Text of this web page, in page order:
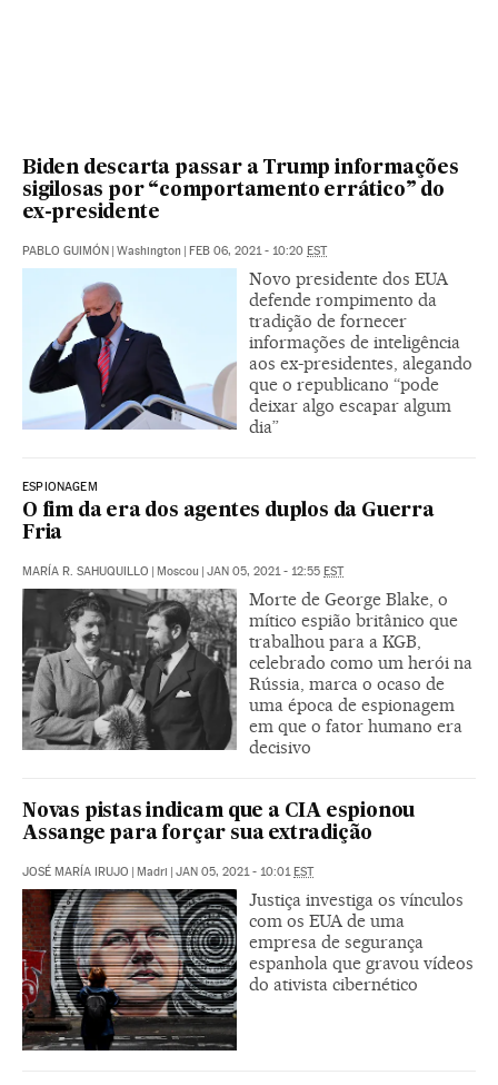
Biden descarta passar a Trump informações
sigilosas por “comportamento errático” do
ex-presidente
PABLO GUIMÓN Washington FEB 06, 2021 - 10:20 EST
Novo presidente dos EUA
defende rompimento da
tradição de fornecer
informações de inteligência
aos ex-presidentes, alegando
que o republicano “pode
deixar algo escapar algum
dia”
ESPIONAGEM
O fim da era dos agentes duplos da Guerra
Fria
MARÍA R. SAHUQUILLO Moscou JAN 05, 2021 - 12:55 EST
Morte de George Blake, o
mítico espião britânico que
trabalhou para a KGB,
celebrado como um herói na
Rússia, marca o ocaso de
uma época de espionagem
em que o fator humano era
decisivo
Novas pistas indicam que a CIA espionou
Assange para forçar sua extradição
JOSÉ MARÍA IRUJO Madri JAN 05, 2021 - 10:01 EST
Justiça investiga os vínculos
com os EUA de uma
empresa de segurança
espanhola que gravou vídeos
do ativista cibernético